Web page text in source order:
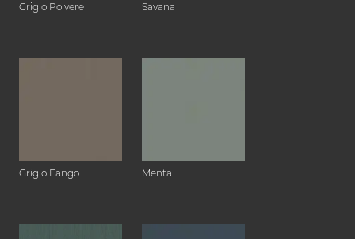
Grigio Polvere Savana
Grigio Fango Menta